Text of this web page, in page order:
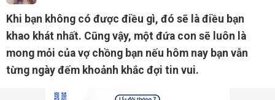
Khi bạn không có được điều gì, đó sẽ là điều bạn
khao khát nhất. Cũng vậy, một đứa con sẽ luôn là
mong mỏi của vợ chồng bạn nếu hôm nay bạn vẫn
từng ngày đếm khoảnh khắc đợi tin vui.